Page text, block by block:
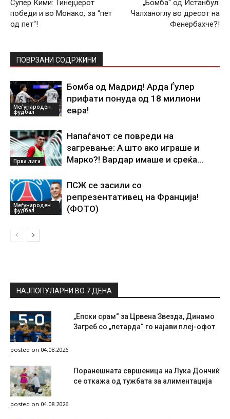
Супер Кими: Тинејџерот
победи и во Монако, за “пет
од пет“!
„Бомба“ од Истанбул:
Чалханоглу во дресот на
Фенербахче?!
ПОВРЗАНИ СОДРЖИНИ
Меѓународен
фудбал
Бомба од Мадрид! Арда Ѓулер
прифати понуда од 18 милиони
евра!
Прва лига
Напаѓачот се повреди на
загревање: А што ако играше и
Марко?! Вардар имаше и среќа…
Меѓународен
фудбал
ПСЖ се засили со
репрезентативец на Франција!
(ФОТО)
НАЈПОПУЛАРНИ ВО 7 ДЕНА
„Епски срам“ за Црвена Звезда, Динамо
Загреб со „петарда“ го најави плеј-офот
posted on 04.08.2026
Поранешната свршеница на Лука Дончиќ
се откажа од тужбата за алиментација
posted on 04.08.2026